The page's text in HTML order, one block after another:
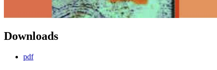
Downloads
pdf